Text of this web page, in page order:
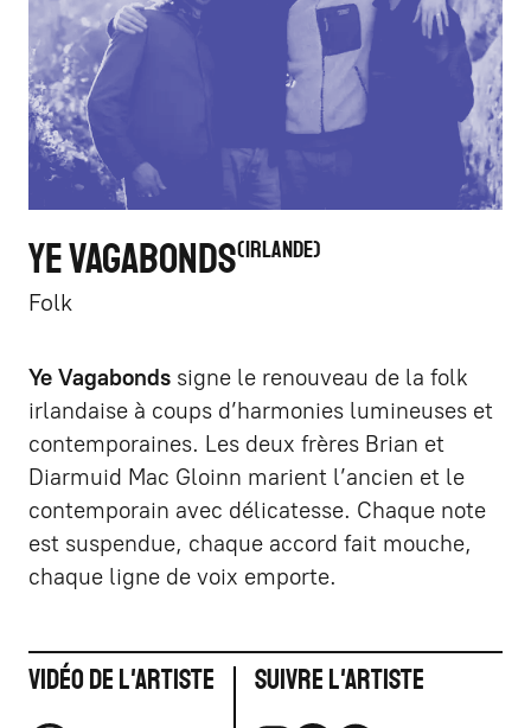
YE VAGABONDS IRLANDE
Folk
Ye Vagabonds signe le renouveau de la folk
irlandaise à coups d’harmonies lumineuses et
contemporaines. Les deux frères Brian et
Diarmuid Mac Gloinn marient l’ancien et le
contemporain avec délicatesse. Chaque note
est suspendue, chaque accord fait mouche,
chaque ligne de voix emporte.
Vidéo de l'artiste Suivre l'artiste